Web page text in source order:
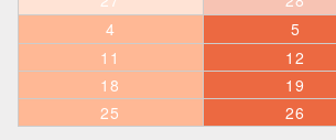
4
5
11
12
18
19
25
26